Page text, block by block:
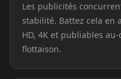
YouTuber 01
YouTuber 04
Les publicités
stabilité. Battez cela en
HD, 4K et publiables
flottaison.